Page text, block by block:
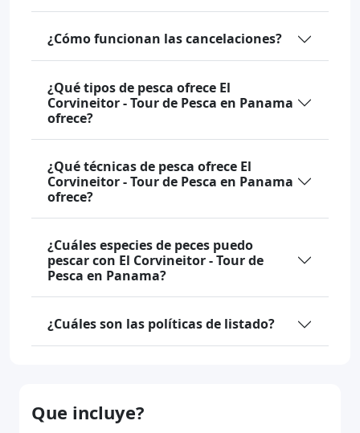
¿Cómo funcionan las cancelaciones?
¿Qué tipos de pesca ofrece El
Corvineitor - Tour de Pesca en Panama
ofrece?
¿Qué técnicas de pesca ofrece El
Corvineitor - Tour de Pesca en Panama
ofrece?
¿Cuáles especies de peces puedo
pescar con El Corvineitor - Tour de
Pesca en Panama?
¿Cuáles son las políticas de listado?
Que incluye?